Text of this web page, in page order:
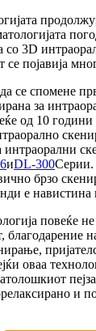
со 3D
се појавија
се спомене
за
од 10 години
интраорални
иDL-300Серии.
брзо
е
повеќе
благодарение
оваа
и